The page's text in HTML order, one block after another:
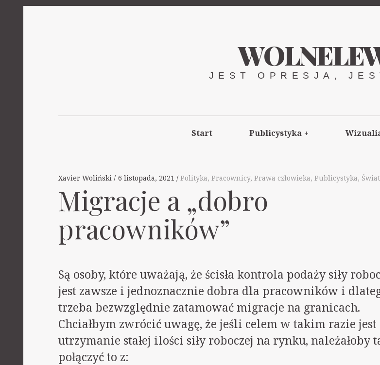
JEST OPRESJA,
Start Publicystyka +
Xavier Woliński 6 listopada, 2021 Polityka, Pracownicy, Prawa człowieka, Publicystyka, Świat
Migracje a „dobro
pracowników”
Są osoby, które uważają, że ścisła kontrola podaży siły
jest zawsze i jednoznacznie dobra dla pracowników i
trzeba bezwzględnie zatamować migracje na granicach.
Chciałbym zwrócić uwagę, że jeśli celem w takim razie jest
utrzymanie stałej ilości siły roboczej na rynku, należałoby
połączyć to z: